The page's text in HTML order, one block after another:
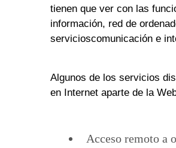
tienen que ver con las
información, red de
servicioscomunicación e
Algunos de los servicios
en Internet aparte de la
Acceso remoto a